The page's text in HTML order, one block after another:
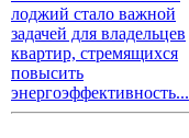
лоджий стало важной
задачей для владельцев
квартир, стремящихся
повысить
энергоэффективность...